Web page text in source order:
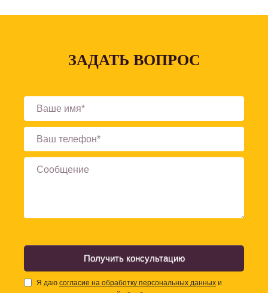
ЗАДАТЬ ВОПРОС
Получить консультацию
Я даю согласие на обработку персональных данных и